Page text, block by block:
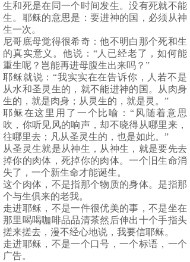
生和死是在同一个时间发生。没有死就不能
生。耶稣的意思是：要进神的国，必须从神
生一次。
尼哥底母觉得很希奇：他不明白那个死和生
的真实意义。他说：“人已经老了，如何能
重生呢？岂能再进母腹生出来吗？”
耶稣就说：“我实实在在告诉你，人若不是
从水和圣灵生的，就不能进神的国。从肉身
生的，就是肉身；从灵生的，就是灵。”
耶稣在这里用了一个比喻：“风随着意思
吹，你听见风的响声，却不晓得从哪里来，
往哪里去；凡从圣灵生的，也是如此。”
从圣灵生就是从神生，从神生，就是要先去
掉你的肉体，死掉你的肉体。一个旧生命消
失了，一个新生命才能诞生。
这个肉体，不是指那个物质的身体。是指那
个与生俱来的老我。
走进耶稣，不是一件很优美的事，不是坐在
那里喝喝咖啡品品清茶然后伸出十个手指头
搓来搓去，漫不经心地说，我要信耶稣。
走进耶稣，不是一个口号，一个标语，一个
广告。